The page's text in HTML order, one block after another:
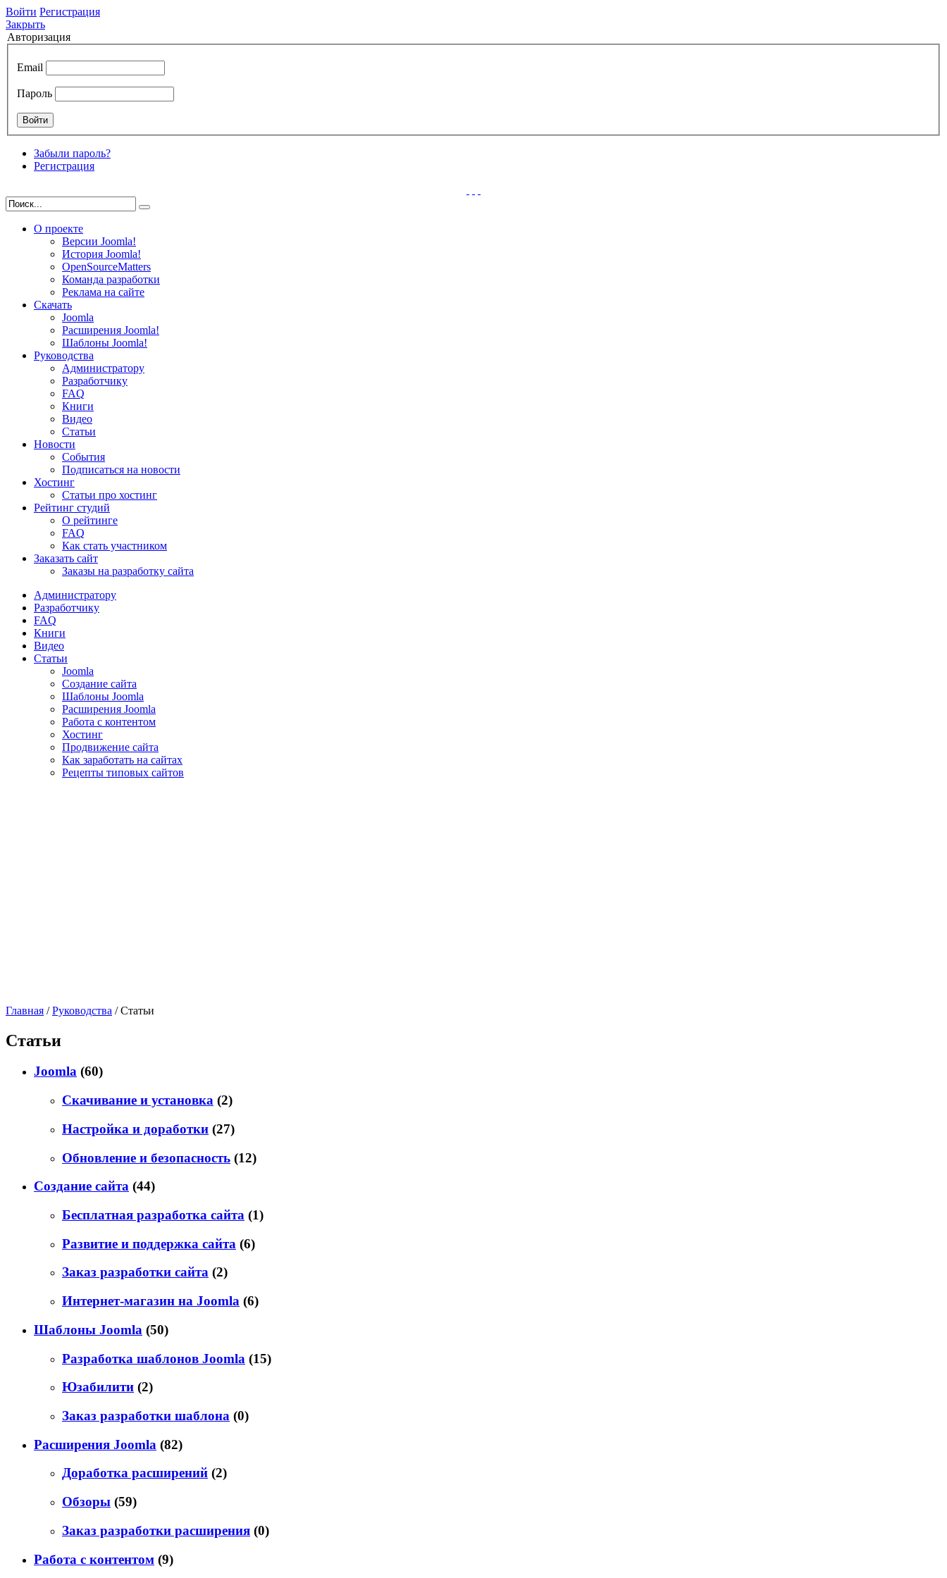
Войти Регистрация
Закрыть
Авторизация
Email
Пароль
Забыли пароль?
Регистрация
О проекте
Версии Joomla!
История Joomla!
OpenSourceMatters
Команда разработки
Реклама на сайте
Скачать
Joomla
Расширения Joomla!
Шаблоны Joomla!
Руководства
Администратору
Разработчику
FAQ
Книги
Видео
Статьи
Новости
События
Подписаться на новости
Хостинг
Статьи про хостинг
Рейтинг студий
О рейтинге
FAQ
Как стать участником
Заказать сайт
Заказы на разработку сайта
Администратору
Разработчику
FAQ
Книги
Видео
Статьи
Joomla
Создание сайта
Шаблоны Joomla
Расширения Joomla
Работа с контентом
Хостинг
Продвижение сайта
Как заработать на сайтах
Рецепты типовых сайтов
Главная /Руководства /Статьи
Статьи
Joomla (60)
Скачивание и установка (2)
Настройка и доработки (27)
Обновление и безопасность (12)
Создание сайта (44)
Бесплатная разработка сайта (1)
Развитие и поддержка сайта (6)
Заказ разработки сайта (2)
Интернет-магазин на Joomla (6)
Шаблоны Joomla (50)
Разработка шаблонов Joomla (15)
Юзабилити (2)
Заказ разработки шаблона (0)
Расширения Joomla (82)
Доработка расширений (2)
Обзоры (59)
Заказ разработки расширения (0)
Работа с контентом (9)